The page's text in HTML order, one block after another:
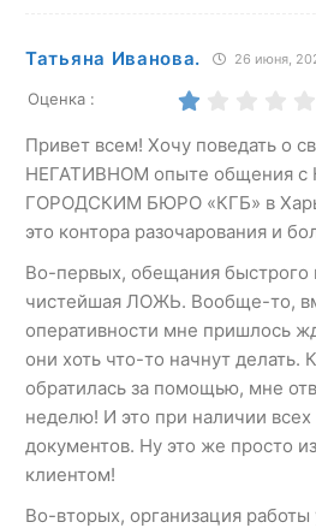
Татьяна Иванова. 26 июня,
Оценка :
Привет всем! Хочу поведать о
НЕГАТИВНОМ опыте общения
ГОРОДСКИМ БЮРО «КГБ» в
это контора разочарования и
Во-первых, обещания быстрого
чистейшая ЛОЖЬ. Вообще-то,
оперативности мне пришлось
они хоть что-то начнут делать.
обратилась за помощью, мне
неделю! И это при наличии
документов. Ну это же просто
клиентом!
Во-вторых, организация работы